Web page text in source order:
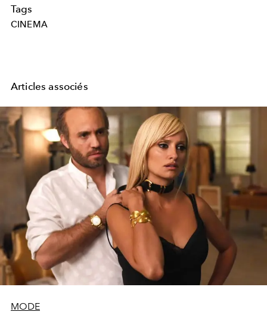
Tags
CINEMA
Articles associés
MODE